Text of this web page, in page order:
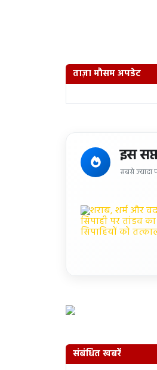
ताज़ा मौसम अपडेट
इस
सबसे ज्यादा
संबंधित खबरें